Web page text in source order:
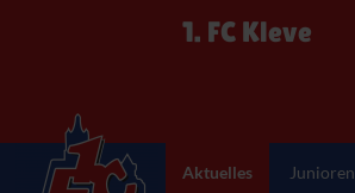
1. FC Kleve
Aktuelles Junioren